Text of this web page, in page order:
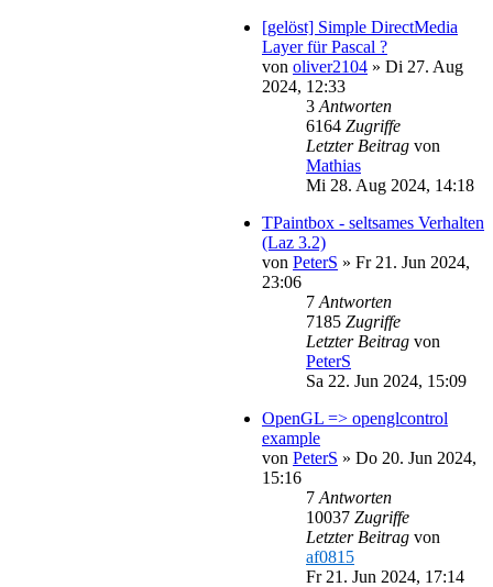
[gelöst] Simple DirectMedia
Layer für Pascal ?
von oliver2104 » Di 27. Aug
2024, 12:33
3 Antworten
6164 Zugriffe
Letzter Beitrag von
Mathias
Mi 28. Aug 2024, 14:18
TPaintbox - seltsames Verhalten
(Laz 3.2)
von PeterS » Fr 21. Jun 2024,
23:06
7 Antworten
7185 Zugriffe
Letzter Beitrag von
PeterS
Sa 22. Jun 2024, 15:09
OpenGL => openglcontrol
example
von PeterS » Do 20. Jun 2024,
15:16
7 Antworten
10037 Zugriffe
Letzter Beitrag von
af0815
Fr 21. Jun 2024, 17:14